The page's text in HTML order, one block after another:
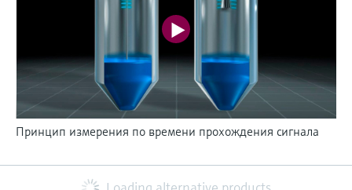
Принцип измерения по времени прохождения сигнала